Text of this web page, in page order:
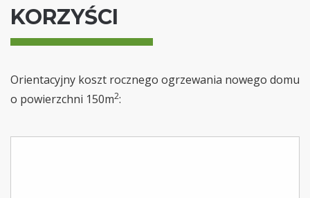
KORZYŚCI
Orientacyjny koszt rocznego ogrzewania nowego domu
o powierzchni 150m2: